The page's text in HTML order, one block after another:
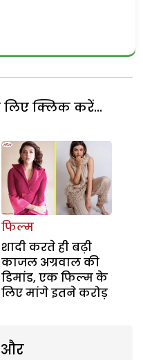
क्लिक करें...
फिल्म
शादी करते ही बढ़ी
काजल अग्रवाल की
डिमांड, एक फिल्म के
लिए मांगे इतने करोड़
और